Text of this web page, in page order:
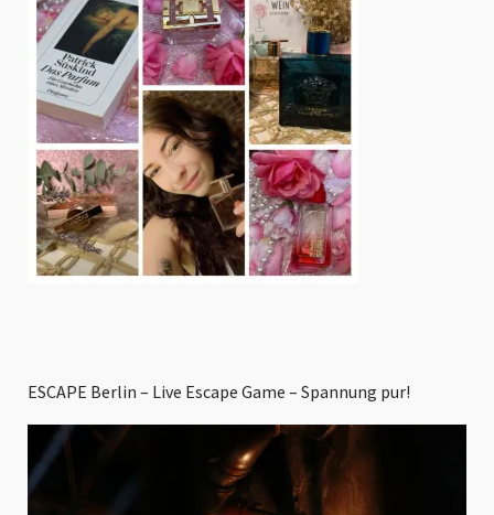
ESCAPE Berlin – Live Escape Game – Spannung pur!